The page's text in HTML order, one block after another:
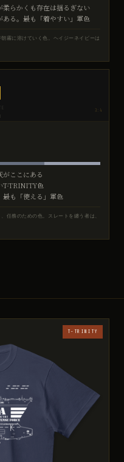
らかくも存在は揺るぎない
る。最も「着やすい」軍色
霧に溶けていく色。ヘイジーネイビーは
3:4
ここにある
T-TRINITY色
最も「使える」軍色
任務のための色。スレートを纏う者は、
T-TRINITY